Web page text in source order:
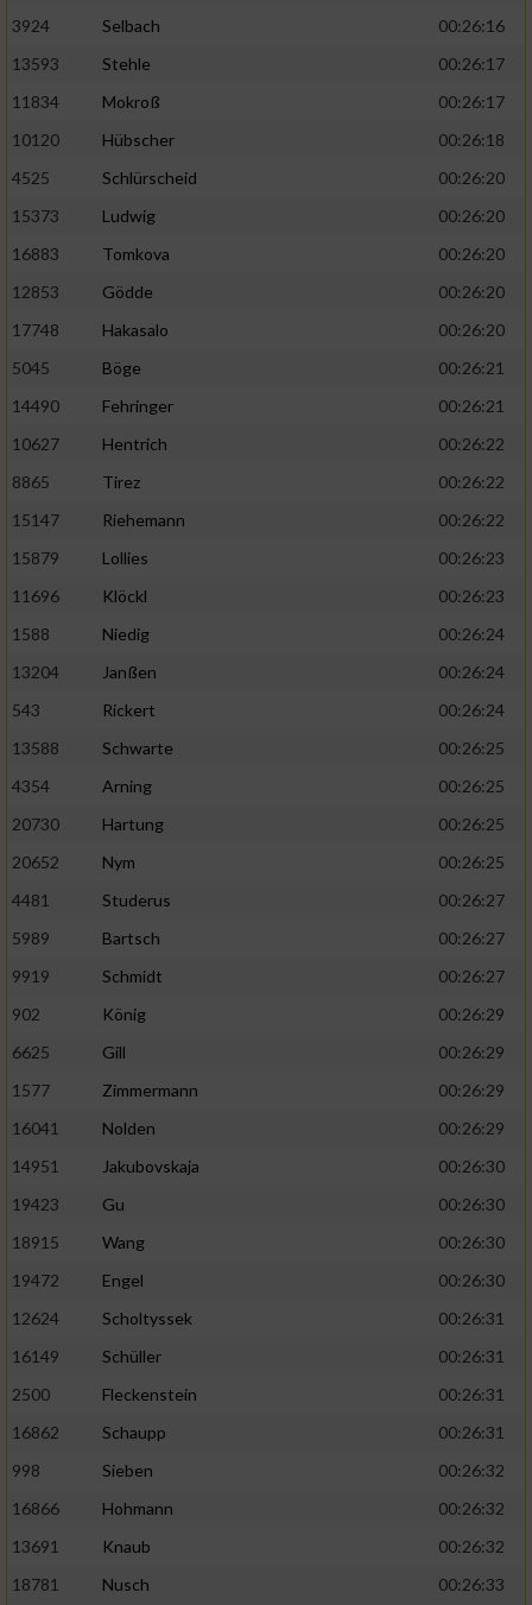
3924
Selbach
00:26:16
13593
Stehle
00:26:17
11834
Mokroß
00:26:17
10120
Hübscher
00:26:18
4525
Schlürscheid
00:26:20
15373
Ludwig
00:26:20
16883
Tomkova
00:26:20
12853
Gödde
00:26:20
17748
Hakasalo
00:26:20
5045
Böge
00:26:21
14490
Fehringer
00:26:21
10627
Hentrich
00:26:22
8865
Tirez
00:26:22
15147
Riehemann
00:26:22
15879
Lollies
00:26:23
11696
Klöckl
00:26:23
1588
Niedig
00:26:24
13204
Janßen
00:26:24
543
Rickert
00:26:24
13588
Schwarte
00:26:25
4354
Arning
00:26:25
20730
Hartung
00:26:25
20652
Nym
00:26:25
4481
Studerus
00:26:27
5989
Bartsch
00:26:27
9919
Schmidt
00:26:27
902
König
00:26:29
6625
Gill
00:26:29
1577
Zimmermann
00:26:29
16041
Nolden
00:26:29
14951
Jakubovskaja
00:26:30
19423
Gu
00:26:30
18915
Wang
00:26:30
19472
Engel
00:26:30
12624
Scholtyssek
00:26:31
16149
Schüller
00:26:31
2500
Fleckenstein
00:26:31
16862
Schaupp
00:26:31
998
Sieben
00:26:32
16866
Hohmann
00:26:32
13691
Knaub
00:26:32
18781
Nusch 00:26:33